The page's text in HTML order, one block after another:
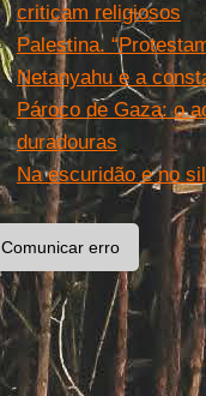
criticam religiosos
Palestina.
Netanyahu e a
Pároco de Gaza: o
duradouras
Na escuridão e no
Comunicar erro